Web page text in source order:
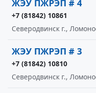
ЖЭУ ПЖРЭП # 4
+7 (81842) 10861
Северодвинск г.,
ЖЭУ ПЖРЭП # 3
+7 (81842) 10810
Северодвинск г.,